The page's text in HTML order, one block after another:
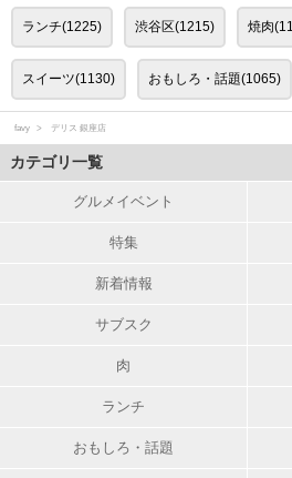
ランチ(1225) 渋谷区(1215) 焼肉
スイーツ(1130) おもしろ・話題(1065)
favy デリス 銀座店
カテゴリ一覧
グルメイベント
特集
新着情報
サブスク
肉
ランチ
おもしろ・話題